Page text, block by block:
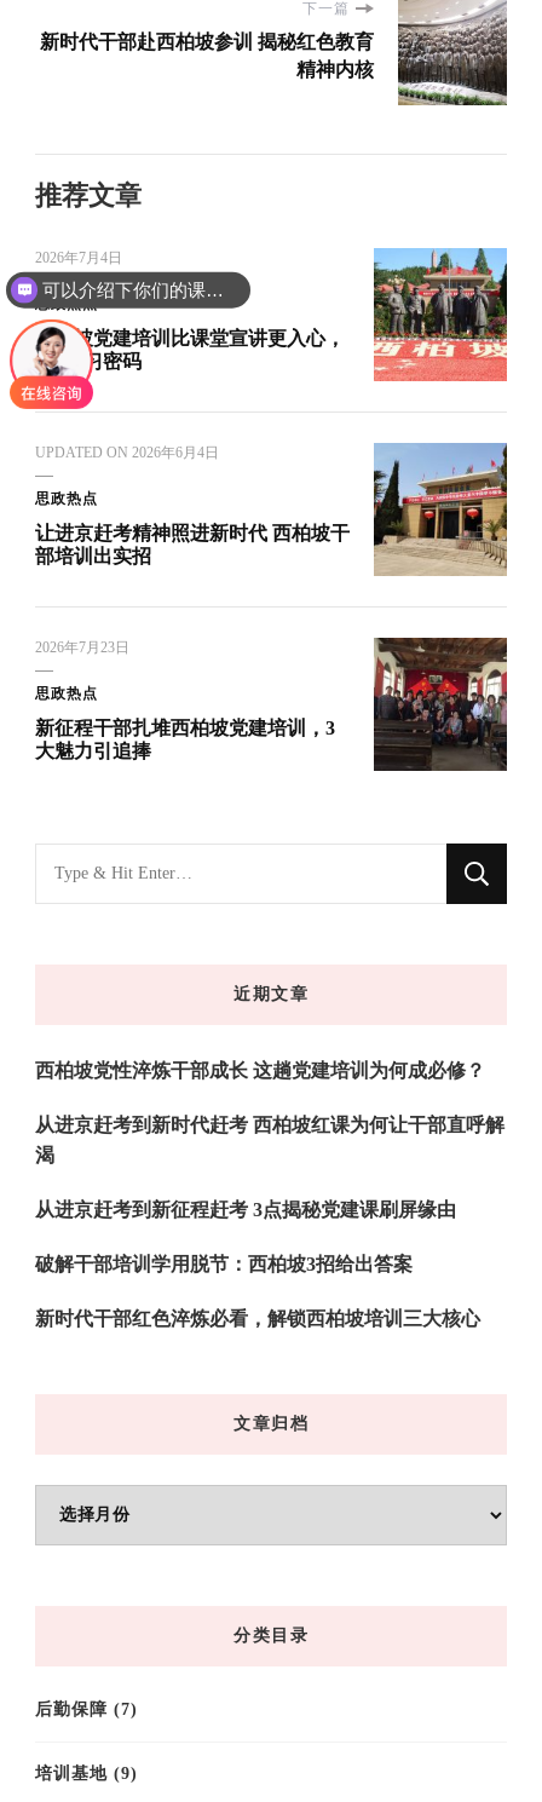
下一篇
新时代干部赴西柏坡参训 揭秘红色教育
精神内核
推荐文章
2026年7月4日
思政热点
西柏坡党建培训比课堂宣讲更入心，
3个学习密码
UPDATED ON 2026年6月4日
思政热点
让进京赶考精神照进新时代 西柏坡干
部培训出实招
2026年7月23日
思政热点
新征程干部扎堆西柏坡党建培训，3
大魅力引追捧
找
什
近期文章
西柏坡党性淬炼干部成长 这趟党建培训为何成必修？
从进京赶考到新时代赶考 西柏坡红课为何让干部直呼解
渴
从进京赶考到新征程赶考 3点揭秘党建课刷屏缘由
破解干部培训学用脱节：西柏坡3招给出答案
新时代干部红色淬炼必看，解锁西柏坡培训三大核心
文章归档
章
分类目录
后勤保障 (7)
培训基地 (9)
可以介绍下你们的课程吗？